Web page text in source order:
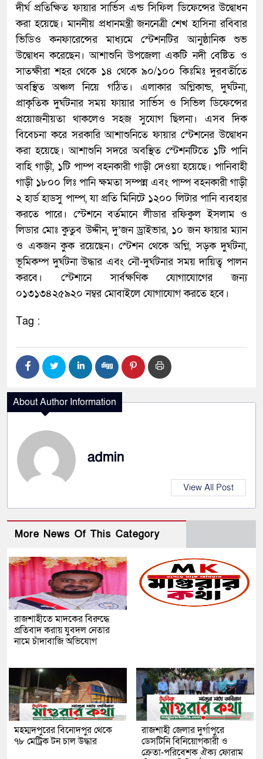
দীর্ঘ প্রতিক্ষিত ফায়ার সার্ভিস এন্ড সিফিল ডিফেন্সের উদ্বোধন
করা হয়েছে। মাননীয় প্রধানমন্ত্রী জননেত্রী শেখ হাসিনা রবিবার
ভিডিও কনফারেন্সের মাধ্যমে স্টেশনটির আনুষ্ঠানিক শুভ
উদ্বোধন করেছেন। আশাশুনি উপজেলা একটি নদী বেষ্টিত ও
সাতক্ষীরা শহর থেকে ১৪ থেকে ৯০/১০০ কিঃমিঃ দুরবর্তীতে
অবস্থিত অঞ্চল নিয়ে গঠিত। এলাকার অগ্নিকান্ড, দুর্ঘটনা,
প্রাকৃতিক দুর্ঘটনার সময় ফায়ার সার্ভিস ও সিভিল ডিফেন্সের
প্রয়োজনীয়তা থাকলেও সহজ সুযোগ ছিলনা। এসব দিক
বিবেচনা করে সরকারি আশাশুনিতে ফায়ার স্টেশনের উদ্বোধন
করা হয়েছে। আশাশুনি সদরে অবস্থিত স্টেশনটিতে ১টি পানি
বাহি গাড়ী, ১টি পাম্প বহনকারী গাড়ী দেওয়া হয়েছে। পানিবাহী
গাড়ী ১৮০০ লিঃ পানি ক্ষমতা সম্পন্ন এবং পাম্প বহনকারী গাড়ী
২ হার্ড হাডসু পাম্প, যা প্রতি মিনিটে ১২০০ লিটার পানি ব্যবহার
করতে পারে। স্টেশনে বর্তমানে লীডার রফিকুল ইসলাম ও
লিডার মোঃ কুতুব উদ্দীন, দু’জন ড্রাইভার, ১০ জন ফায়ার ম্যান
ও একজন কুক রয়েছেন। স্টেশন থেকে অগ্নি, সড়ক দুর্ঘটনা,
ভূমিকম্প দুর্ঘটনা উদ্ধার এবং নৌ-দুর্ঘটনার সময় দায়িত্ব পালন
করবে। স্টেশানে সার্বক্ষণিক যোগাযোগের জন্য
০১৩১৩৪২৫৯২০ নম্বর মোবাইলে যোগাযোগ করতে হবে।
Tag :
About Author Information
admin
View All Post
More News Of This Category
রাজশাহীতে মাদকের বিরুদ্ধে
প্রতিবাদ করায় যুবদল নেতার
নামে চাঁদাবাজি অভিযোগ
মহম্মদপুরের বিনোদপুর থেকে
৭৮ মেট্রিক টন চাল উদ্ধার
রাজশাহী জেলার দুর্গাপুরে
ডেসটিনি বিনিয়োগকারী ও
ক্রেতা-পরিবেশক ঐক্য ফোরাম